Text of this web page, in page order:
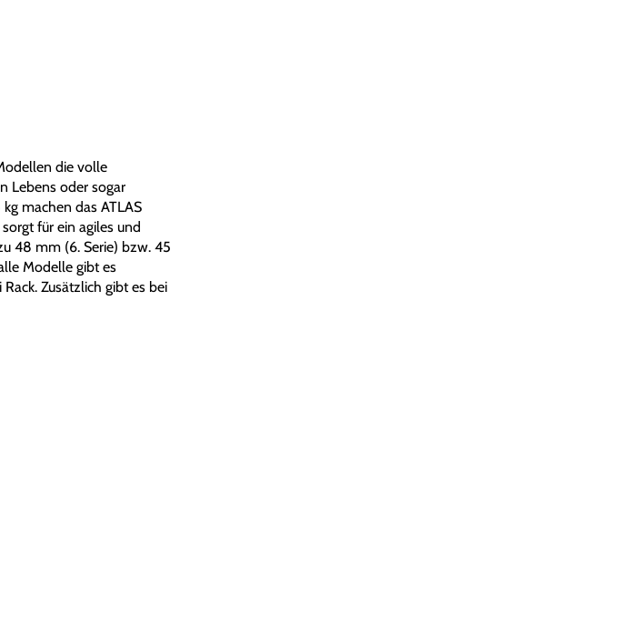
die volle
Lebens oder sogar
machen das ATLAS
für ein agiles und
48 mm (6. Serie) bzw. 45
Modelle gibt es
Zusätzlich gibt es bei